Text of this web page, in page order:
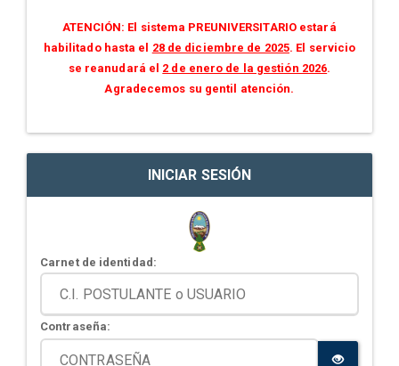
ATENCIÓN: El sistema PREUNIVERSITARIO estará
habilitado hasta el 28 de diciembre de 2025. El servicio
se reanudará el 2 de enero de la gestión 2026.
Agradecemos su gentil atención.
INICIAR SESIÓN
Carnet de identidad:
Contraseña: